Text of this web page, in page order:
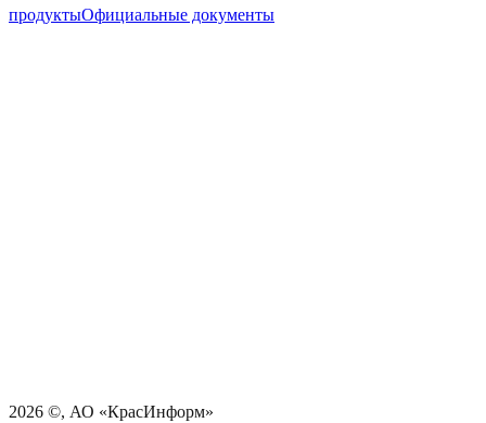
продуктыОфициальные документы
2026 ©, АО «КрасИнформ»